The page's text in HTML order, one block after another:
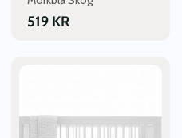
519 KR